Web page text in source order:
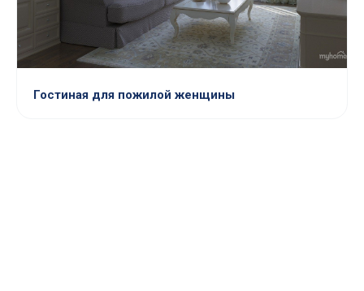
Гостиная для пожилой женщины